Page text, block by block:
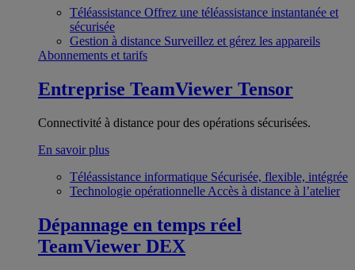
Téléassistance Offrez une téléassistance instantanée et
sécurisée
Gestion à distance Surveillez et gérez les appareils
Abonnements et tarifs
Entreprise TeamViewer Tensor
Connectivité à distance pour des opérations sécurisées.
En savoir plus
Téléassistance informatique Sécurisée, flexible, intégrée
Technologie opérationnelle Accès à distance à l’atelier
Dépannage en temps réel
TeamViewer DEX